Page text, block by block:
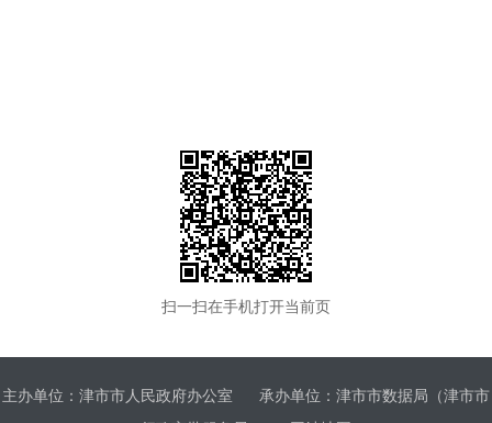
扫一扫在手机打开当前页
主办单位：津市市人民政府办公室
承办单位：津市市数据局（津市市